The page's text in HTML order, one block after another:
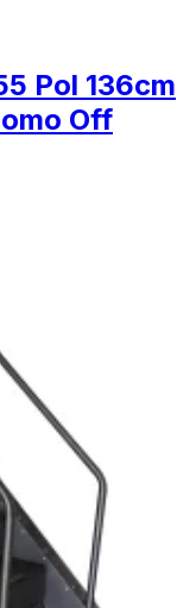
Pol 136cm
Off